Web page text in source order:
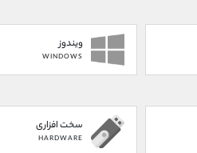
ویندوز
WINDOWS
سخت افزاری
HARDWARE